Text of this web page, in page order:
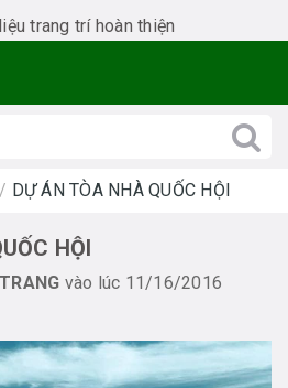
/ DỰ ÁN TÒA NHÀ QUỐC HỘI
HỘI
vào lúc 11/16/2016